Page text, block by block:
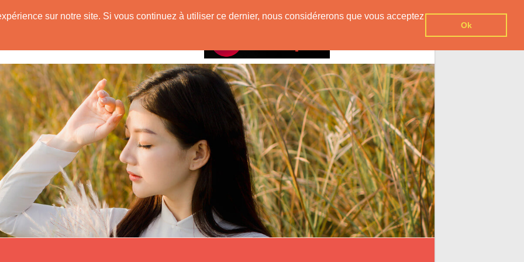
sur notre site. Si vous continuez à utiliser ce dernier, nous considérerons que vous acceptez
Ok
!